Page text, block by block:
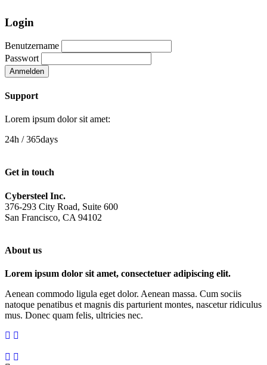
Login
Benutzername
Passwort
Anmelden
Support
Lorem ipsum dolor sit amet:
24h / 365days
Get in touch
Cybersteel Inc.
376-293 City Road, Suite 600
San Francisco, CA 94102
About us
Lorem ipsum dolor sit amet, consectetuer adipiscing elit.
Aenean commodo ligula eget dolor. Aenean massa. Cum sociis
natoque penatibus et magnis dis parturient montes, nascetur ridiculus
mus. Donec quam felis, ultricies nec.